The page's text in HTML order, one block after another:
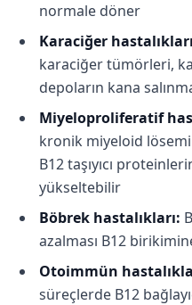
normale döner
Karaciğer
karaciğer tümörleri,
depoların kana
Miyeloproliferatif
kronik miyeloid
B12 taşıyıcı
yükseltebilir
Böbrek hastalıkları:
azalması B12
Otoimmün
süreçlerde B12